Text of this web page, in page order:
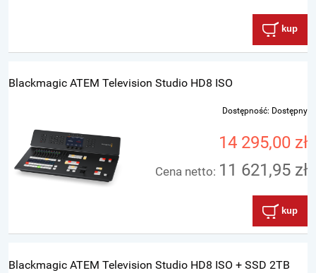
kup
Blackmagic ATEM Television Studio HD8 ISO
Dostępność: Dostępny
14 295,00 zł
Cena netto: 11 621,95 zł
kup
Blackmagic ATEM Television Studio HD8 ISO + SSD 2TB